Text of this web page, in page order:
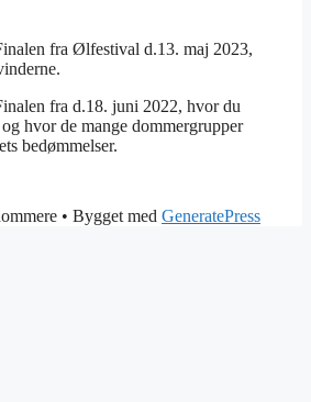
fra Ølfestival d.13. maj 2023,
fra d.18. juni 2022, hvor du
hvor de mange dommergrupper
bedømmelser.
• Bygget med GeneratePress